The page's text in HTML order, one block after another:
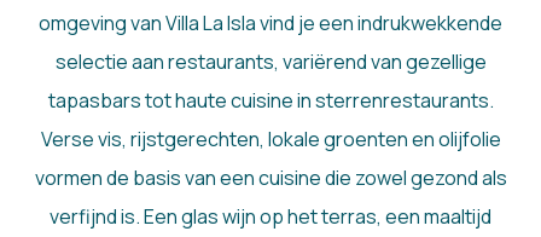
omgeving van Villa La Isla vind je een indrukwekkende
selectie aan restaurants, variërend van gezellige
tapasbars tot haute cuisine in sterrenrestaurants.
Verse vis, rijstgerechten, lokale groenten en olijfolie
vormen de basis van een cuisine die zowel gezond als
verfijnd is. Een glas wijn op het terras, een maaltijd